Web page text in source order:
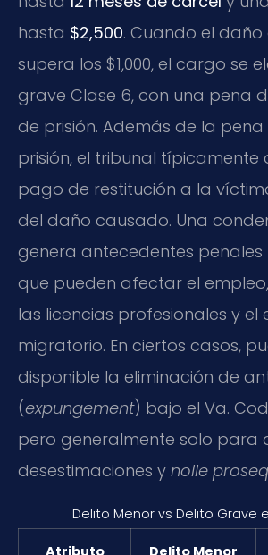
hasta $2,500. Cuando el
supera los $1,000, el cargo se
grave Clase 6, con una pena
de prisión. Además de la
prisión, el tribunal típicamente
pago de restitución a la
del daño causado. Una
genera antecedentes
que pueden afectar el
las licencias profesionales y el
migratorio. En ciertos casos,
disponible la eliminación de
(expungement) bajo el Va.
pero generalmente solo para
desestimaciones y nolle
Delito Menor vs Delito Grave
Atributo Delito Menor